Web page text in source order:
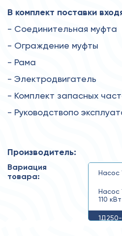
В комплект поставки
- Соединительная муфта
- Ограждение муфты
- Рама
- Электродвигатель
- Комплект запасных
- Руководствопо
Производитель:
Вариация
товара:
Насос
Насос
110 кВт
1Д250-